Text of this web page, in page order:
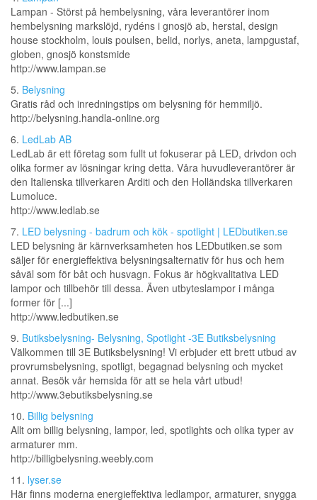
Lampan - Störst på hembelysning, våra leverantörer inom
hembelysning markslöjd, rydéns i gnosjö ab, herstal, design
house stockholm, louis poulsen, belid, norlys, aneta, lampgustaf,
globen, gnosjö konstsmide
http://www.lampan.se
5. Belysning
Gratis råd och inredningstips om belysning för hemmiljö.
http://belysning.handla-online.org
6. LedLab AB
LedLab är ett företag som fullt ut fokuserar på LED, drivdon och
olika former av lösningar kring detta. Våra huvudleverantörer är
den Italienska tillverkaren Arditi och den Holländska tillverkaren
Lumoluce.
http://www.ledlab.se
7. LED belysning - badrum och kök - spotlight | LEDbutiken.se
LED belysning är kärnverksamheten hos LEDbutiken.se som
säljer för energieffektiva belysningsalternativ för hus och hem
såväl som för båt och husvagn. Fokus är högkvalitativa LED
lampor och tillbehör till dessa. Även utbyteslampor i många
former för [...]
http://www.ledbutiken.se
9. Butiksbelysning- Belysning, Spotlight -3E Butiksbelysning
Välkommen till 3E Butiksbelysning! Vi erbjuder ett brett utbud av
provrumsbelysning, spotligt, begagnad belysning och mycket
annat. Besök vår hemsida för att se hela vårt utbud!
http://www.3ebutiksbelysning.se
10. Billig belysning
Allt om billig belysning, lampor, led, spotlights och olika typer av
armaturer mm.
http://billigbelysning.weebly.com
11. lyser.se
Här finns moderna energieffektiva ledlampor, armaturer, snygga